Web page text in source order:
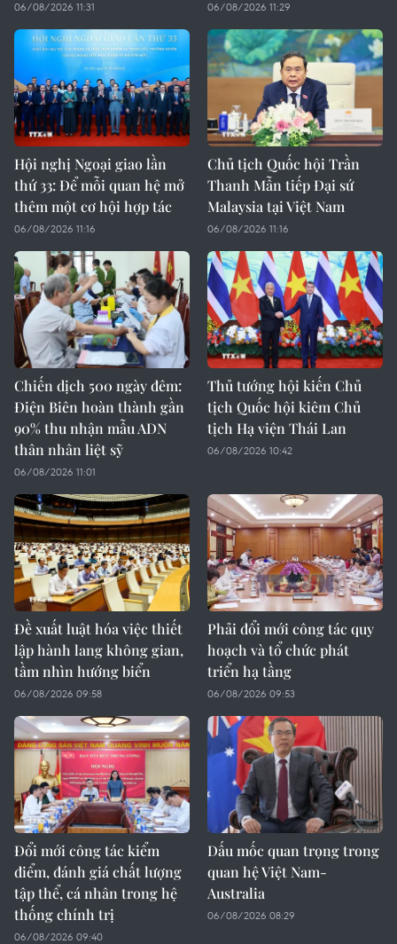
06/08/2026 11:31 06/08/2026 11:29
Hội nghị Ngoại giao lần
thứ 33: Để mỗi quan hệ mở
thêm một cơ hội hợp tác
06/08/2026 11:16
Chủ tịch Quốc hội Trần
Thanh Mẫn tiếp Đại sứ
Malaysia tại Việt Nam
06/08/2026 11:16
Chiến dịch 500 ngày đêm:
Điện Biên hoàn thành gần
90% thu nhận mẫu ADN
thân nhân liệt sỹ
06/08/2026 11:01
Thủ tướng hội kiến Chủ
tịch Quốc hội kiêm Chủ
tịch Hạ viện Thái Lan
06/08/2026 10:42
Đề xuất luật hóa việc thiết
lập hành lang không gian,
tầm nhìn hướng biển
06/08/2026 09:58
Phải đổi mới công tác quy
hoạch và tổ chức phát
triển hạ tầng
06/08/2026 09:53
Đổi mới công tác kiểm
điểm, đánh giá chất lượng
tập thể, cá nhân trong hệ
thống chính trị
06/08/2026 09:40
Dấu mốc quan trọng trong
quan hệ Việt Nam-
Australia
06/08/2026 08:29